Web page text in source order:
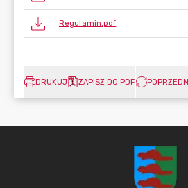
Regulamin.pdf
DRUKUJ ZAPISZ DO PDF